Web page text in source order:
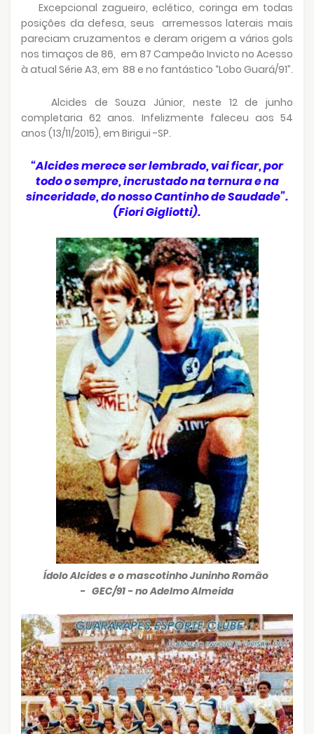
Excepcional zagueiro, eclético, coringa em todas
posições da defesa, seus arremessos laterais mais
pareciam cruzamentos e deram origem a vários gols
nos timaços de 86, em 87 Campeão Invicto no Acesso
à atual Série A3, em 88 e no fantástico “Lobo Guará/91”.
Alcides de Souza Júnior, neste 12 de junho
completaria 62 anos. Infelizmente faleceu aos 54
anos (13/11/2015), em Birigui -SP.
“Alcides merece ser lembrado, vai ficar, por
todo o sempre, incrustado na ternura e na
sinceridade, do nosso Cantinho de Saudade”.
(Fiori Gigliotti).
Ídolo Alcides e o mascotinho Juninho Romão
- GEC/91 - no Adelmo Almeida